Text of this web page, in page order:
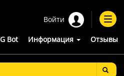
Войти
Bot Информация Отзывы